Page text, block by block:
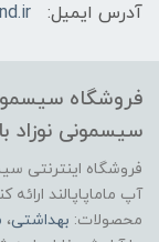
آدرس ایمیل:
فروشگاه
سیسمونی نوزاد
فروشگاه اینترنتی
آپ ماماپاپالند ارائه
محصولات: بهداشتی،